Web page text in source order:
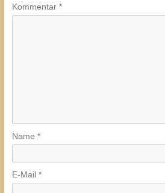
Kommentar *
Name *
E-Mail *